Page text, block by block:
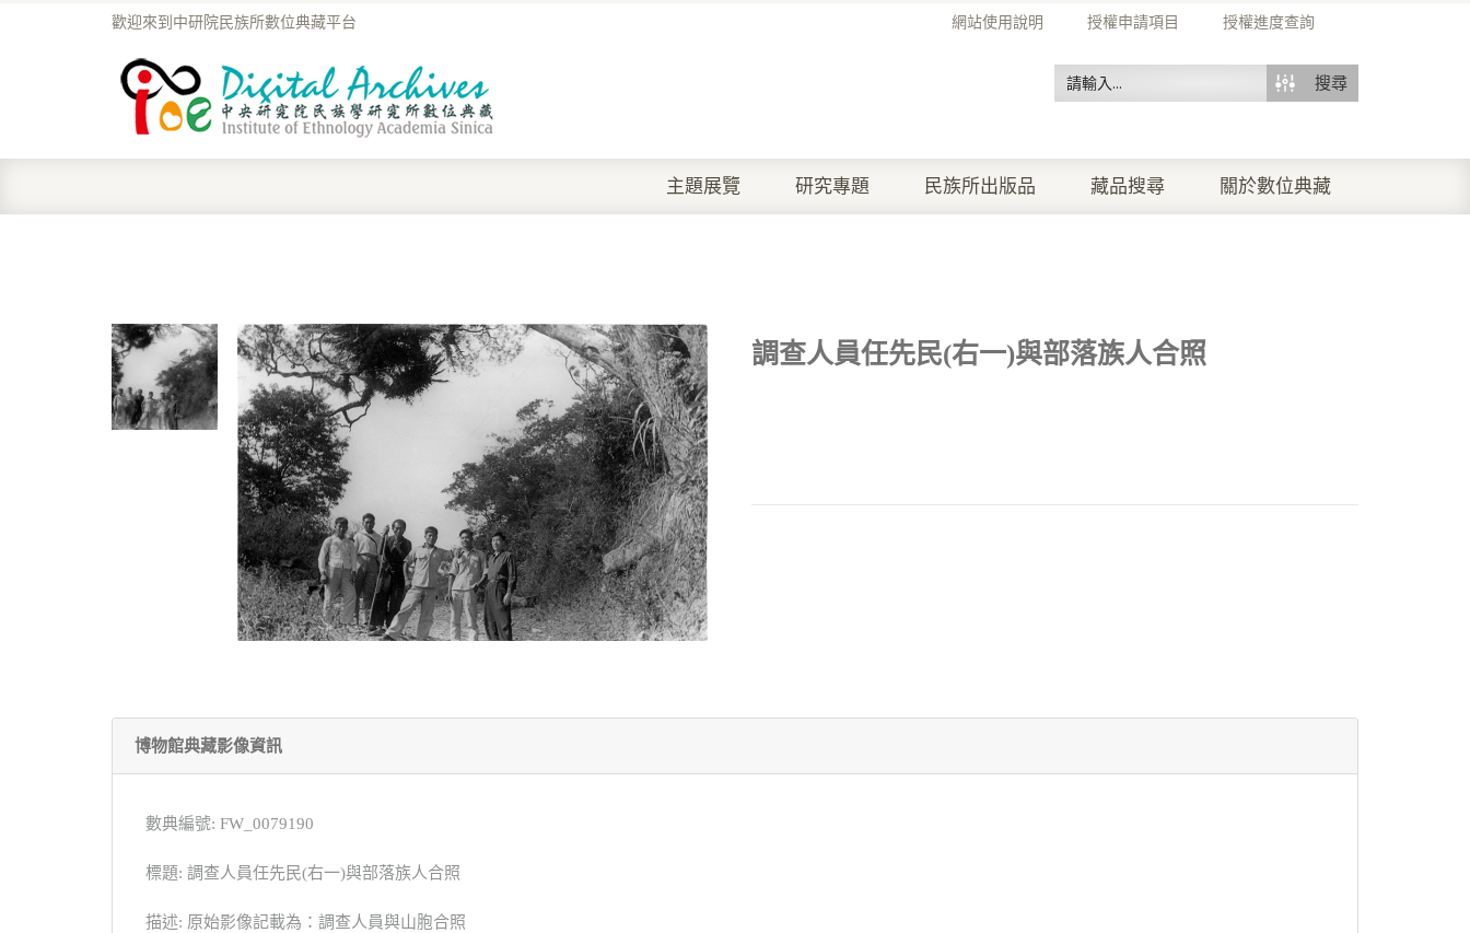
網站使用說明 授權申請項目 授權進度查詢
歡迎來到中研院民族所數位典藏平台
搜尋
主題展覽 研究專題 民族所出版品 藏品搜尋 關於數位典藏
調查人員任先民(右一)與部落族人合照
博物館典藏影像資訊
數典編號: FW_0079190
標題: 調查人員任先民(右一)與部落族人合照
描述: 原始影像記載為：調查人員與山胞合照